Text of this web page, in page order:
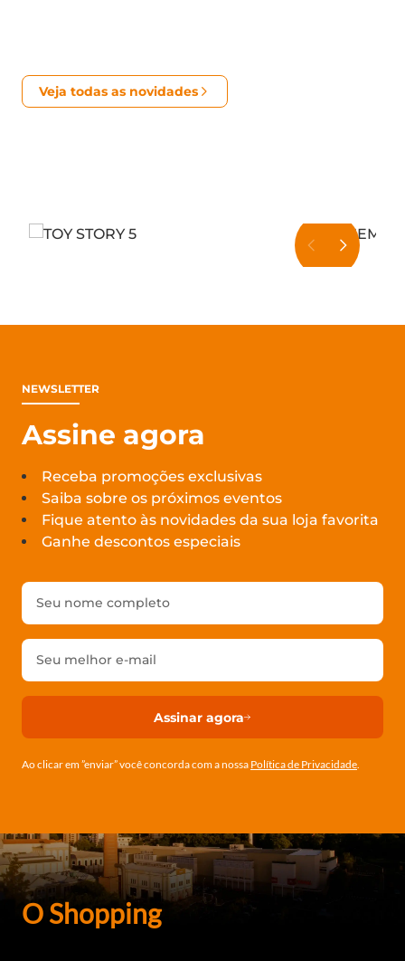
Veja todas as novidades
Ver
NEWSLETTER
Assine agora
Receba promoções exclusivas
Saiba sobre os próximos eventos
Fique atento às novidades da sua loja favorita
Ganhe descontos especiais
Assinar agora
Ao clicar em ”enviar” você concorda com a nossa Política de Privacidade.
O Shopping